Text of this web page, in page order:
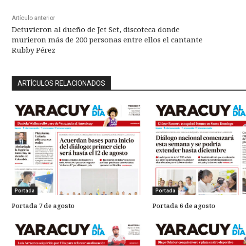
Artículo anterior
Detuvieron al dueño de Jet Set, discoteca donde
murieron más de 200 personas entre ellos el cantante
Rubby Pérez
ARTÍCULOS RELACIONADOS
Portada
Portada 7 de agosto
Portada
Portada 6 de agosto